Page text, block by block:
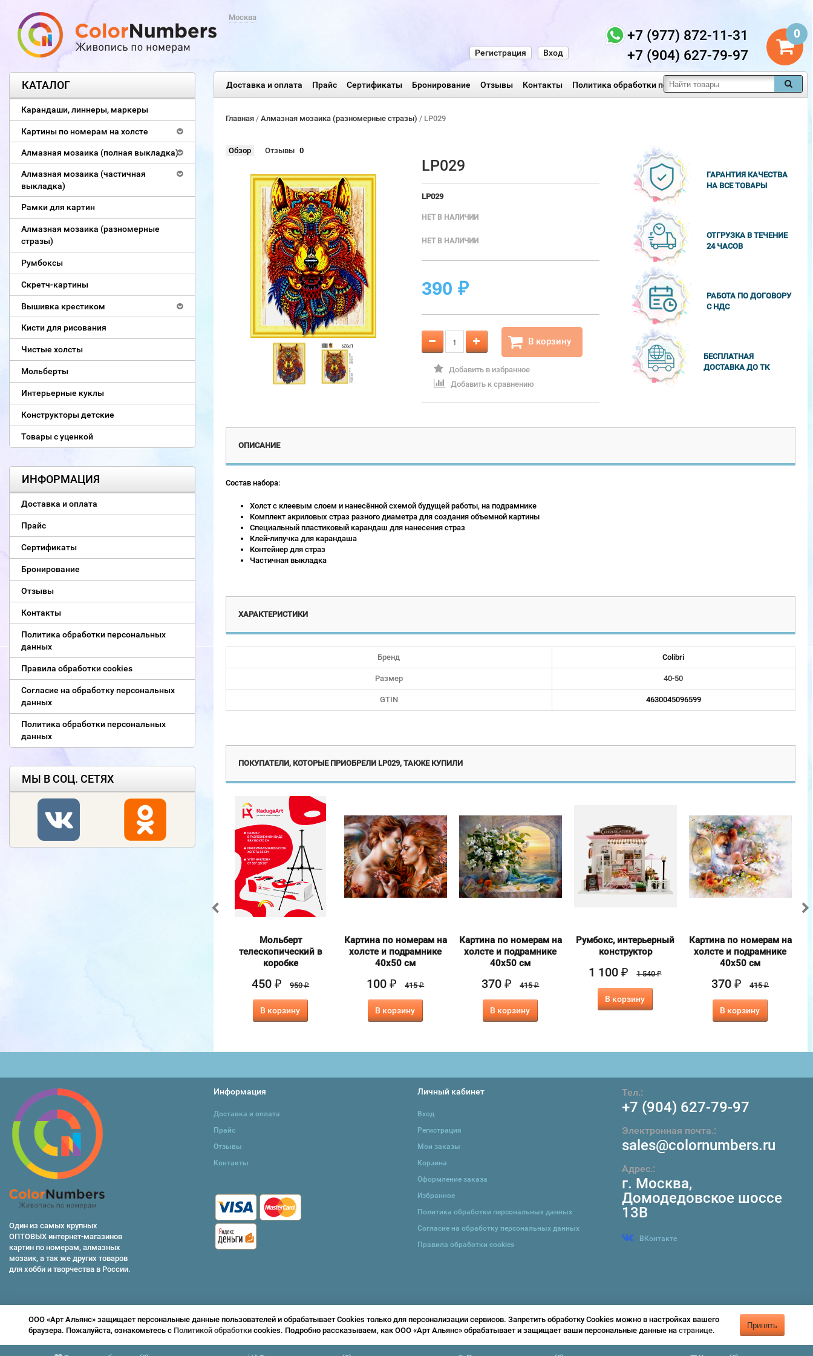
Москва
0
+7 (977) 872-11-31
+7 (904) 627-79-97
Вход
Регистрация
Доставка и оплата Прайс Сертификаты Бронирование Отзывы Контакты Политика обработки персональных данных
КАТАЛОГ
Карандаши, линнеры, маркеры
Картины по номерам на холсте
Алмазная мозаика (полная выкладка)
Алмазная мозаика (частичная
выкладка)
Рамки для картин
Алмазная мозаика (разномерные
стразы)
Румбоксы
Скретч-картины
Вышивка крестиком
Кисти для рисования
Чистые холсты
Мольберты
Интерьерные куклы
Конструкторы детские
Товары с уценкой
ИНФОРМАЦИЯ
Доставка и оплата
Прайс
Сертификаты
Бронирование
Отзывы
Контакты
Политика обработки персональных
данных
Правила обработки cookies
Согласие на обработку персональных
данных
Политика обработки персональных
данных
МЫ В СОЦ. СЕТЯХ
Главная/ Алмазная мозаика (разномерные стразы) / LP029
Обзор Отзывы 0
LP029
LP029
НЕТ В НАЛИЧИИ
НЕТ В НАЛИЧИИ
390 ₽
В корзину
Добавить в избранное
Добавить к сравнению
ГАРАНТИЯ КАЧЕСТВА
НА ВСЕ ТОВАРЫ
ОТГРУЗКА В ТЕЧЕНИЕ
24 ЧАСОВ
РАБОТА ПО ДОГОВОРУ
С НДС
БЕСПЛАТНАЯ
ДОСТАВКА ДО ТК
ОПИСАНИЕ
Состав набора:
Холст с клеевым слоем и нанесённой схемой будущей работы, на подрамнике
Комплект акриловых страз разного диаметра для создания объемной картины
Специальный пластиковый карандаш для нанесения страз
Клей-липучка для карандаша
Контейнер для страз
Частичная выкладка
ХАРАКТЕРИСТИКИ
Бренд Colibri
Размер 40-50
GTIN 4630045096599
ПОКУПАТЕЛИ, КОТОРЫЕ ПРИОБРЕЛИ LP029, ТАКЖЕ КУПИЛИ
Новинка
Мольберт
телескопический в
коробке
450₽ 950₽
В корзину
Картина по номерам на
холсте и подрамнике
40х50 см
100₽ 415₽
В корзину
Картина по номерам на
холсте и подрамнике
40х50 см
370₽ 415₽
В корзину
Румбокс, интерьерный
конструктор
1 100₽ 1 540₽
В корзину
Картина по номерам на
холсте и подрамнике
40х50 см
370₽ 415₽
В корзину
Один из самых крупных
ОПТОВЫХ интернет-магазинов
картин по номерам, алмазных
мозаик, а так же других товаров
для хобби и творчества в России.
Информация
Доставка и оплата
Прайс
Отзывы
Контакты
Личный кабинет
Вход
Регистрация
Мои заказы
Корзина
Оформление заказа
Избранное
Политика обработки персональных данных
Согласие на обработку персональных данных
Правила обработки cookies
Тел.:
+7 (904) 627-79-97
Электронная почта.:
sales@colornumbers.ru
Адрес.:
г. Москва,
Домодедовское шоссе
13В
ВКонтакте
© 2026 ColorNumbers -раскраски по номерам Предложение не является публичной офертой
ООО «Арт Альянс» защищает персональные данные пользователей и обрабатывает Cookies только для персонализации сервисов. Запретить обработку Cookies можно в настройках вашего
браузера. Пожалуйста, ознакомьтесь с Политикой обработки cookies. Подробно рассказываем, как ООО «Арт Альянс» обрабатывает и защищает ваши персональные данные на странице. Принять